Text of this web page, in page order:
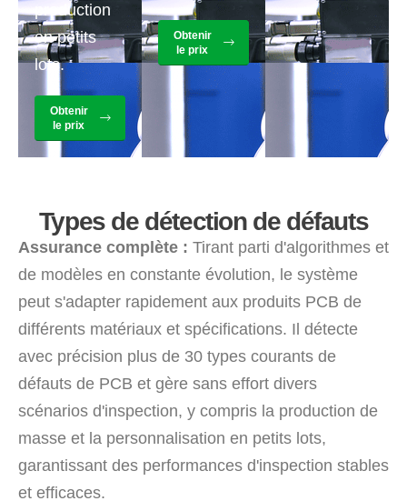
production
en petits
lots.
Obtenir
le prix
Obtenir
le prix
Types de détection de défauts
Assurance complète : Tirant parti d'algorithmes et
de modèles en constante évolution, le système
peut s'adapter rapidement aux produits PCB de
différents matériaux et spécifications. Il détecte
avec précision plus de 30 types courants de
défauts de PCB et gère sans effort divers
scénarios d'inspection, y compris la production de
masse et la personnalisation en petits lots,
garantissant des performances d'inspection stables
et efficaces.